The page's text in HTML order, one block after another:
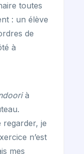
toutes
: un élève
de
à
à
regarder, je
n’est
mes